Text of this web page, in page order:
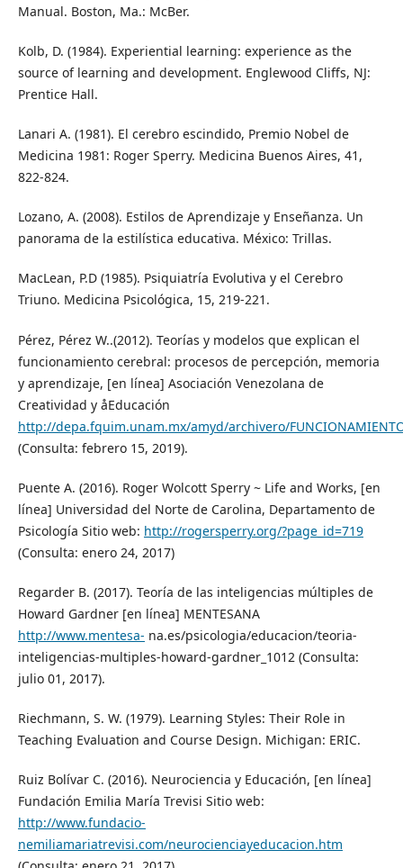
Manual. Boston, Ma.: McBer.
Kolb, D. (1984). Experiential learning: experience as the
source of learning and development. Englewood Cliffs, NJ:
Prentice Hall.
Lanari A. (1981). El cerebro escindido, Premio Nobel de
Medicina 1981: Roger Sperry. Medicina Buenos Aires, 41,
822-824.
Lozano, A. (2008). Estilos de Aprendizaje y Enseñanza. Un
panorama de la estilística educativa. México: Trillas.
MacLean, P.D (1985). Psiquiatría Evolutiva y el Cerebro
Triuno. Medicina Psicológica, 15, 219-221.
Pérez, Pérez W..(2012). Teorías y modelos que explican el
funcionamiento cerebral: procesos de percepción, memoria
y aprendizaje, [en línea] Asociación Venezolana de
Creatividad y åEducación
http://depa.fquim.unam.mx/amyd/archivero/
(Consulta: febrero 15, 2019).
Puente A. (2016). Roger Wolcott Sperry ~ Life and Works, [en
línea] Universidad del Norte de Carolina, Departamento de
Psicología Sitio web: http://rogersperry.org/?page_id=719
(Consulta: enero 24, 2017)
Regarder B. (2017). Teoría de las inteligencias múltiples de
Howard Gardner [en línea] MENTESANA
http://www.mentesa- na.es/psicologia/educacion/teoria-
inteligencias-multiples-howard-gardner_1012 (Consulta:
julio 01, 2017).
Riechmann, S. W. (1979). Learning Styles: Their Role in
Teaching Evaluation and Course Design. Michigan: ERIC.
Ruiz Bolívar C. (2016). Neurociencia y Educación, [en línea]
Fundación Emilia María Trevisi Sitio web:
http://www.fundacio-
nemiliamariatrevisi.com/neurocienciayeducacion.htm